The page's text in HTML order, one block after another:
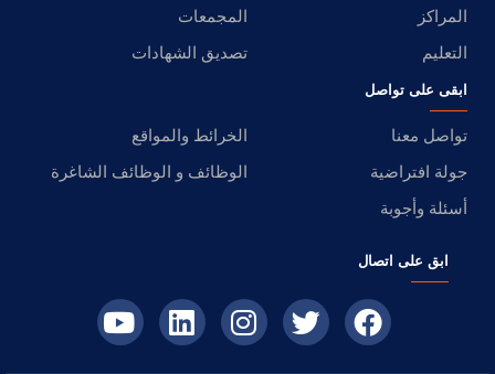
المراكز
المجمعات
التعليم
تصديق الشهادات
ابقى على تواصل
تواصل معنا
الخرائط والمواقع
جولة افتراضية
الوظائف و الوظائف الشاغرة
أسئلة وأجوبة
ابق على اتصال